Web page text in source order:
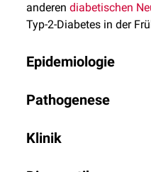
anderen diabetischen
Typ-2-Diabetes in der
Epidemiologie
schwanken zwischen
Pathogenese
eine nicht-systemische
Klinik